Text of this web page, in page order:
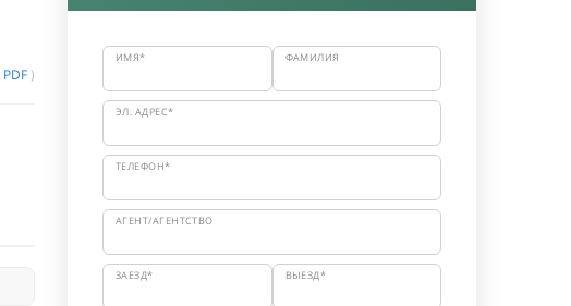
PDF )
ИМЯ* ФАМИЛИЯ
ЭЛ. АДРЕС*
ТЕЛЕФОН*
АГЕНТ/АГЕНТСТВО
ЗАЕЗД* ВЫЕЗД*